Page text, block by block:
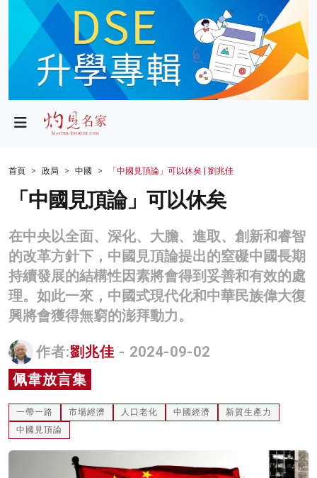
政局
財經
生活
商業
科技
影片
灼見活動
首頁 政局 中國 「中國見頂論」可以休矣 | 劉兆佳
「中國見頂論」可以休矣
在中央以全面、深化、大膽、進取、創新和睿智
的改革方針下，中國見頂論提出的窒礙中國長期
持續發展的結構性因素將會得到妥善和有效的處
理。如此一來，中國式現代化和中華民族偉大復
興將會獲得無窮的澎拜動力。
作者:劉兆佳 - 2024-09-02
佩韋放言集
一帶一路 市場經濟 人口老化 中國經濟
新質生產力
中國見頂論